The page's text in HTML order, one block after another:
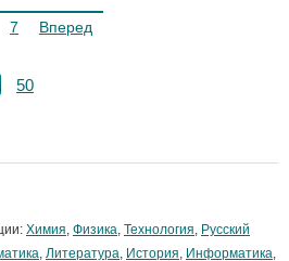
7 Вперед
50
Химия, Физика, Технология, Русский
, Литература, История, Информатика,